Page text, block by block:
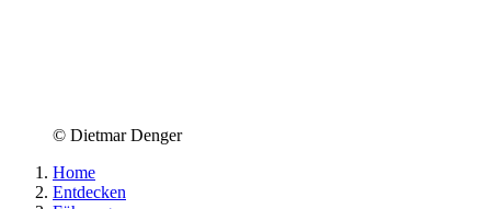
© Dietmar Denger
Home
Entdecken